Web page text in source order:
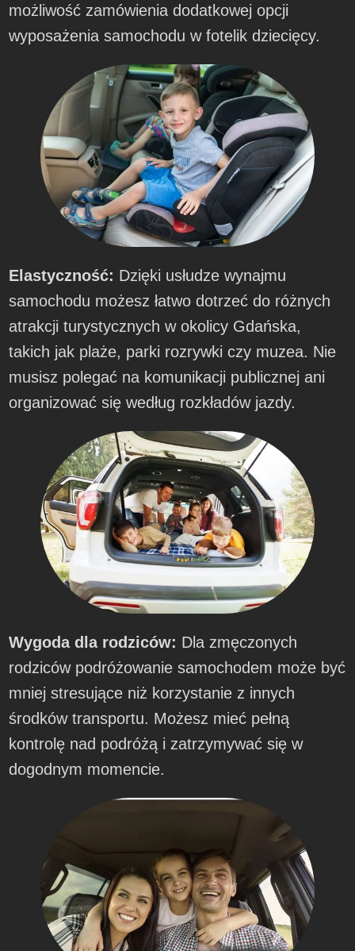
możliwość zamówienia dodatkowej opcji
wyposażenia samochodu w fotelik dziecięcy.
Elastyczność: Dzięki usłudze wynajmu
samochodu możesz łatwo dotrzeć do różnych
atrakcji turystycznych w okolicy Gdańska,
takich jak plaże, parki rozrywki czy muzea. Nie
musisz polegać na komunikacji publicznej ani
organizować się według rozkładów jazdy.
Wygoda dla rodziców: Dla zmęczonych
rodziców podróżowanie samochodem może być
mniej stresujące niż korzystanie z innych
środków transportu. Możesz mieć pełną
kontrolę nad podróżą i zatrzymywać się w
dogodnym momencie.